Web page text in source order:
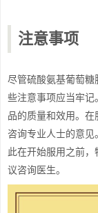
注意事项
尽管硫酸氨基葡萄
些注意事项应当牢
品的质量和效用。
咨询专业人士的意见
此在开始服用之前
议咨询医生。